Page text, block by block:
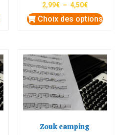
2,99€ – 4,50€
Choix des options
Zouk camping